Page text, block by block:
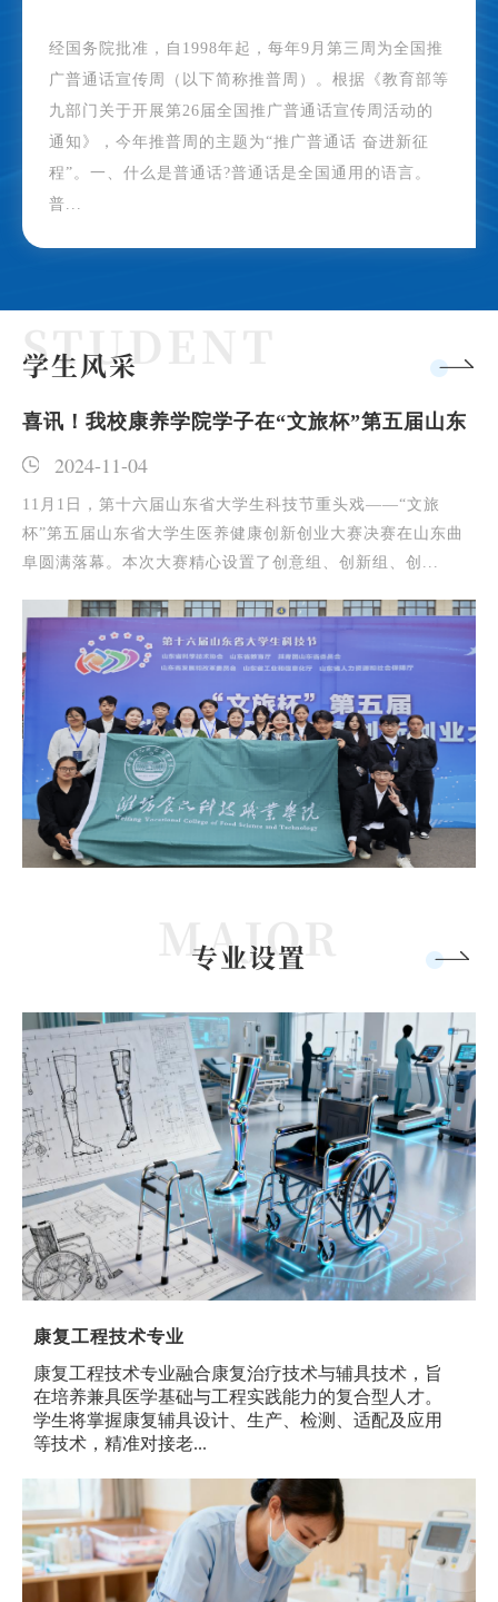
经国务院批准，自1998年起，每年9月第三周为全国推
广普通话宣传周（以下简称推普周）。根据《教育部等
九部门关于开展第26届全国推广普通话宣传周活动的
通知》，今年推普周的主题为“推广普通话 奋进新征
程”。一、什么是普通话?普通话是全国通用的语言。
普...
学生风采
喜讯！我校康养学院学子在“文旅杯”第五届山东
省大学生医养健康创新创业大赛中斩获佳绩
2024-11-04
11月1日，第十六届山东省大学生科技节重头戏——“文旅
杯”第五届山东省大学生医养健康创新创业大赛决赛在山东曲
阜圆满落幕。本次大赛精心设置了创意组、创新组、创...
专业设置
康复工程技术专业
康复工程技术专业融合康复治疗技术与辅具技术，旨
在培养兼具医学基础与工程实践能力的复合型人才。
学生将掌握康复辅具设计、生产、检测、适配及应用
等技术，精准对接老...